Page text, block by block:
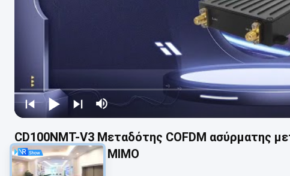
CD100NMT-V3 Μεταδότης COFDM ασύρματης
με διπλή κεραία MIMO